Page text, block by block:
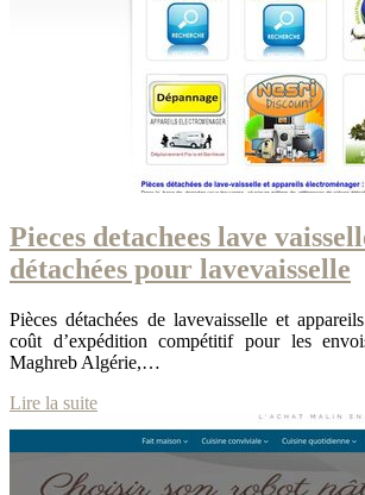
Pieces detachees lave
détachées pour lavevaisselle
Pièces détachées de lavevaisselle et
coût d’expédition compétitif pour les
Maghreb Algérie,…
Lire la suite